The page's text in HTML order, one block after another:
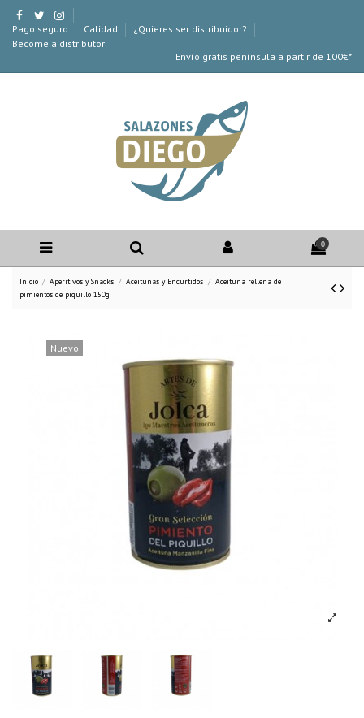
Pago seguro Calidad
¿Quieres ser distribuidor?
Become a distributor
Envío gratis península a partir de 100€*
0
Inicio Aperitivos y Snacks Aceitunas y Encurtidos
Aceituna rellena de
pimientos de piquillo 150g
Nuevo